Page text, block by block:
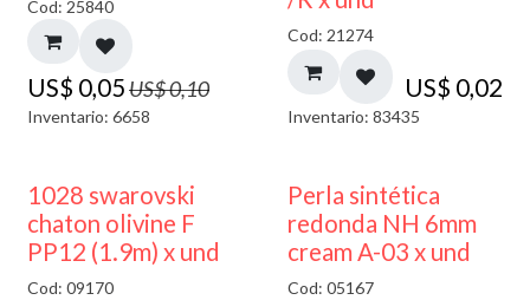
Cod: 25840
US$ 0,05US$0,10
Inventario: 6658
Cod: 21274
US$ 0,02
Inventario: 83435
1028 swarovski
chaton olivine F
PP12 (1.9m) x und
Cod: 09170
Perla sintética
redonda NH 6mm
cream A-03 x und
Cod: 05167